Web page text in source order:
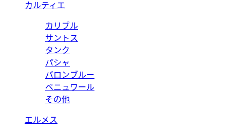
カルティエ
カリブル
サントス
タンク
パシャ
バロンブルー
ベニュワール
その他
エルメス